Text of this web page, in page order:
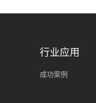
行业应用
成功案例